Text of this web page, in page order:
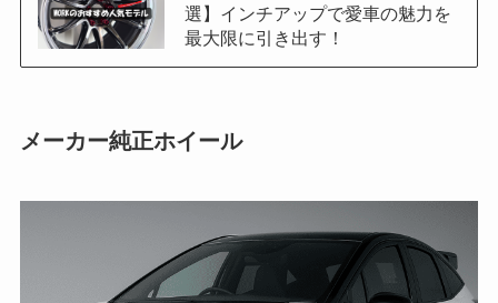
選】インチアップで愛車の魅力を
最大限に引き出す！
メーカー純正ホイール